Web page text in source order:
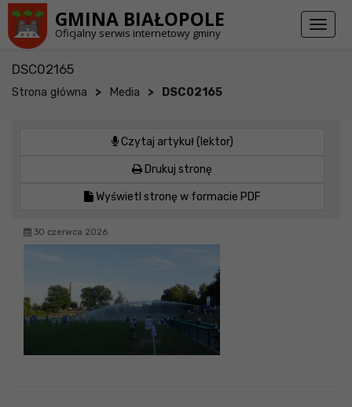
GMINA BIAŁOPOLE
Oficjalny serwis internetowy gminy
Toggle
DSC02165
Strona główna > Media > DSC02165
Czytaj artykuł (lektor)
Drukuj stronę
Wyświetl stronę w formacie PDF
30 czerwca 2026